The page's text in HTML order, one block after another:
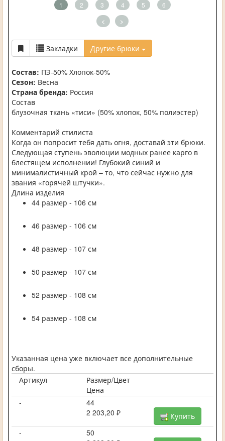
1 2 3 4 5 6
< >
Закладки Другие брюки
Состав: ПЭ-50% Хлопок-50%
Сезон: Весна
Страна бренда: Россия
Состав
блузочная ткань «тиси» (50% хлопок, 50% полиэстер)
Комментарий стилиста
Когда он попросит тебя дать огня, доставай эти брюки.
Следующая ступень эволюции модных ранее карго в
блестящем исполнении! Глубокий синий и
минималистичный крой – то, что сейчас нужно для
звания «горячей штучки».
Длина изделия
44 размер - 106 см
46 размер - 106 см
48 размер - 107 см
50 размер - 107 см
52 размер - 108 см
54 размер - 108 см
Указанная цена уже включает все дополнительные
сборы.
Артикул
Размер/Цвет
Цена
-
44
2 203,20 ₽
Купить
-
50